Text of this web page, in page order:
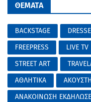
ΘΕΜΑΤΑ
BACKSTAGE
FREEPRESS
LIVE TV
STREET ART
ΑΘΛΗΤΙΚΑ
ΑΝΑΚΟΙΝΩΣΗ